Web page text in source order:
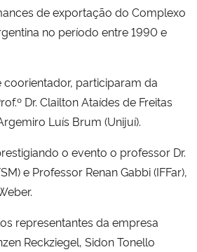
de exportação do Complexo
no período entre 1990 e
participaram da
Dr. Clailton Ataídes de Freitas
Luís Brum (Unijuí).
o evento o professor Dr.
e Professor Renan Gabbi (IFFar),
representantes da empresa
Reckziegel, Sidon Tonello